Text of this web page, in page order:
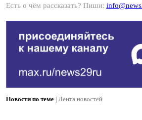
Есть о чём рассказать? Пиши:
Новости по теме | Лента новостей